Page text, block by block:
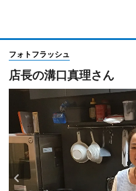
フォトフラッシュ
店長の溝口真理さん